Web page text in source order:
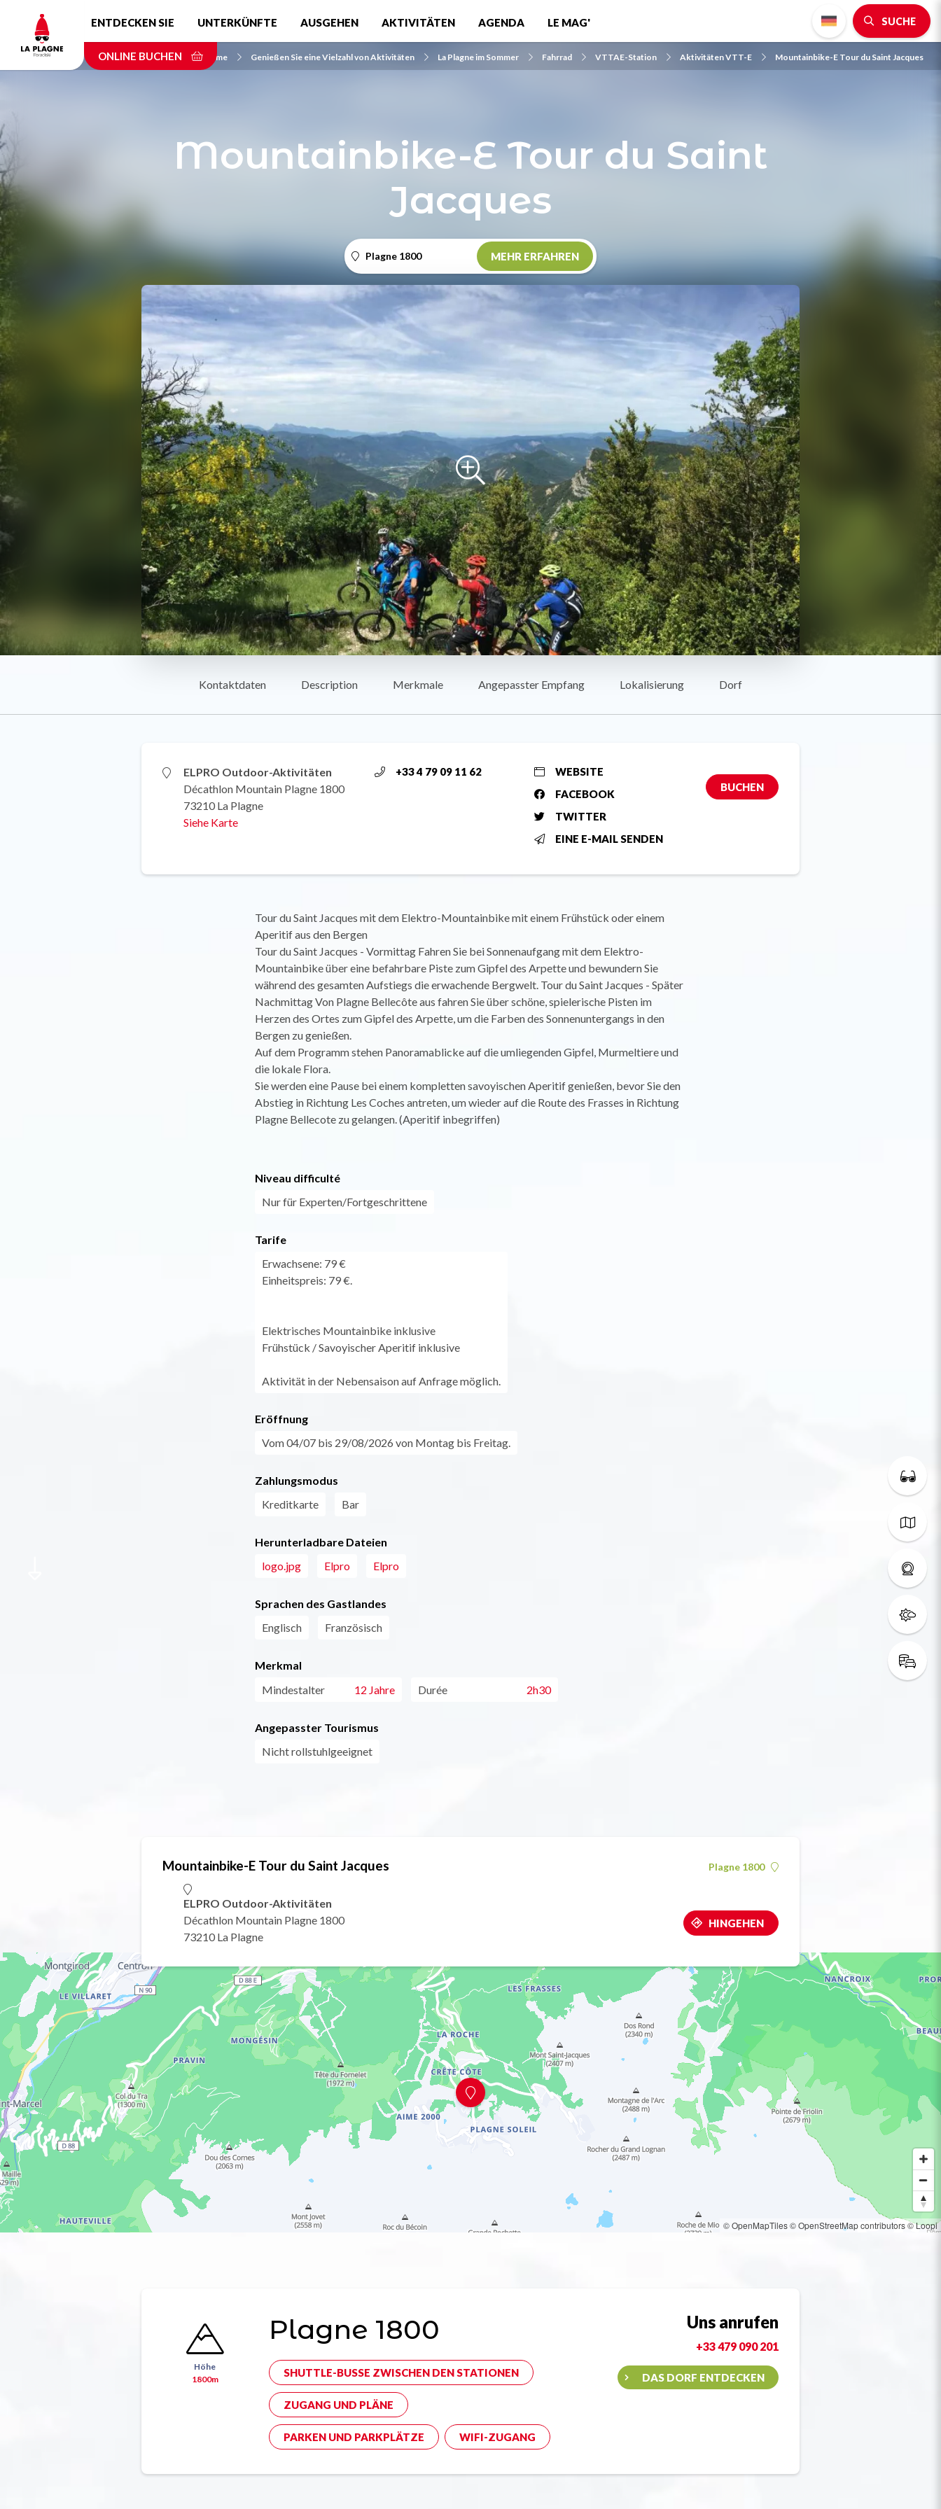
content
ENTDECKEN SIE UNTERKÜNFTE AUSGEHEN AKTIVITÄTEN AGENDA LE MAG' SUCHE
ONLINE BUCHEN Home Genießen Sie eine Vielzahl von Aktivitäten La Plagne im Sommer Fahrrad VTTAE-Station Aktivitäten VTT-E Mountainbike-E Tour du Saint Jacques
Mountainbike-E Tour du Saint
Jacques
Plagne 1800 MEHR ERFAHREN
Kontaktdaten Description Merkmale Angepasster Empfang Lokalisierung Dorf
ELPRO Outdoor-Aktivitäten
Décathlon Mountain Plagne 1800
73210 La Plagne
Siehe Karte
+33 4 79 09 11 62
WEBSITE
FACEBOOK
TWITTER
EINE E-MAIL SENDEN
BUCHEN
Tour du Saint Jacques mit dem Elektro-Mountainbike mit einem Frühstück oder einem
Aperitif aus den Bergen
Tour du Saint Jacques - Vormittag Fahren Sie bei Sonnenaufgang mit dem Elektro-
Mountainbike über eine befahrbare Piste zum Gipfel des Arpette und bewundern Sie
während des gesamten Aufstiegs die erwachende Bergwelt. Tour du Saint Jacques - Später
Nachmittag Von Plagne Bellecôte aus fahren Sie über schöne, spielerische Pisten im
Herzen des Ortes zum Gipfel des Arpette, um die Farben des Sonnenuntergangs in den
Bergen zu genießen.
Auf dem Programm stehen Panoramablicke auf die umliegenden Gipfel, Murmeltiere und
die lokale Flora.
Sie werden eine Pause bei einem kompletten savoyischen Aperitif genießen, bevor Sie den
Abstieg in Richtung Les Coches antreten, um wieder auf die Route des Frasses in Richtung
Plagne Bellecote zu gelangen. (Aperitif inbegriffen)
Niveau difficulté
Nur für Experten/Fortgeschrittene
Tarife
Erwachsene: 79 €
Einheitspreis: 79 €.
Elektrisches Mountainbike inklusive
Frühstück / Savoyischer Aperitif inklusive
Aktivität in der Nebensaison auf Anfrage möglich.
Eröffnung
Vom 04/07 bis 29/08/2026 von Montag bis Freitag.
Zahlungsmodus
Kreditkarte
Bar
Herunterladbare Dateien
logo.jpg
Elpro Elpro
Sprachen des Gastlandes
Englisch
Französisch
Merkmal
Mindestalter
12 Jahre Durée 2h30
Angepasster Tourismus
Nicht rollstuhlgeeignet
Mountainbike-E Tour du Saint Jacques
ELPRO Outdoor-Aktivitäten
Décathlon Mountain Plagne 1800
73210 La Plagne
Plagne 1800
HINGEHEN
© OpenMapTiles© OpenStreetMap contributors© Loopi
Höhe
1800m
Plagne 1800
SHUTTLE-BUSSE ZWISCHEN DEN STATIONEN
ZUGANG UND PLÄNE
PARKEN UND PARKPLÄTZE WIFI-ZUGANG
Uns anrufen
+33 479 090 201
DAS DORF ENTDECKEN